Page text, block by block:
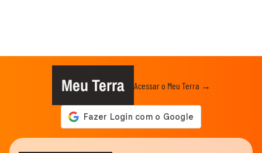
Meu Terra Acessar o Meu Terra →